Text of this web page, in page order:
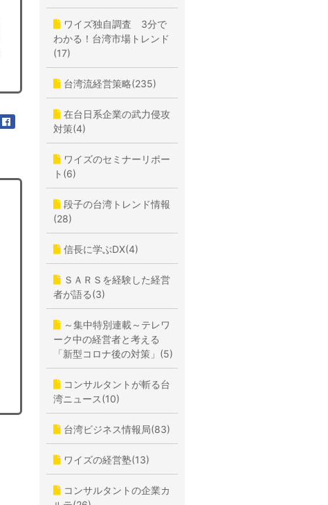
ワイズ独自調査 3分で
わかる！台湾市場トレンド
(17)
台湾流経営策略(235)
在台日系企業の武力侵攻
対策(4)
ワイズのセミナーリポー
ト(6)
段子の台湾トレンド情報
(28)
信長に学ぶDX(4)
ＳＡＲＳを経験した経営
者が語る(3)
～集中特別連載～テレワ
ーク中の経営者と考える
「新型コロナ後の対策」(5)
コンサルタントが斬る台
湾ニュース(10)
台湾ビジネス情報局(83)
ワイズの経営塾(13)
コンサルタントの企業カ